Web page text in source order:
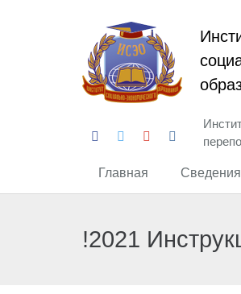
Главная Сведения
!2021